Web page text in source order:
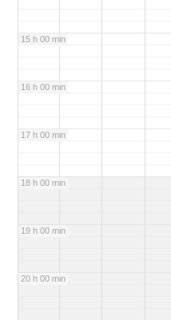
15 h 00 min
16 h 00 min
17 h 00 min
18 h 00 min
19 h 00 min
20 h 00 min